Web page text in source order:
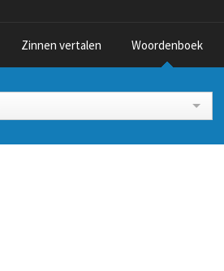
Zinnen vertalen Woordenboek